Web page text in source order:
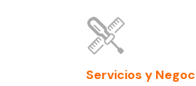
Servicios y